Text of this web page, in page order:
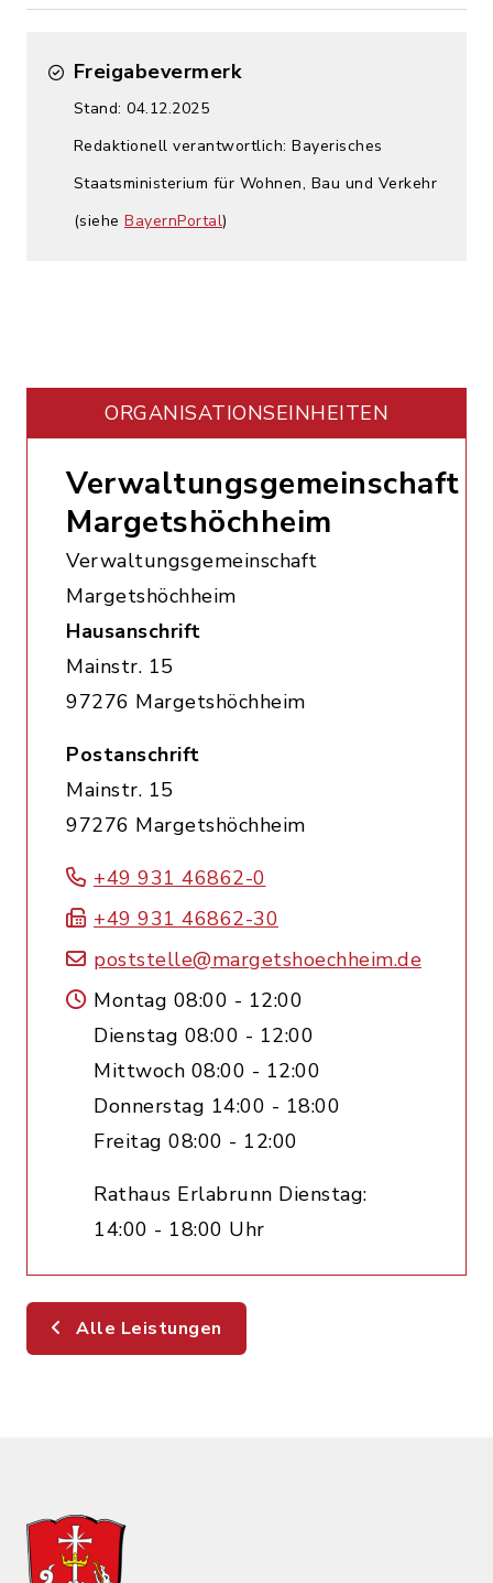
Freigabevermerk
Stand: 04.12.2025
Redaktionell verantwortlich: Bayerisches
Staatsministerium für Wohnen, Bau und Verkehr
(siehe BayernPortal)
ORGANISATIONS­EINHEITEN
Verwaltungsgemeinschaft
Margetshöchheim
Verwaltungsgemeinschaft
Margetshöchheim
Hausanschrift
Mainstr. 15
97276 Margetshöchheim
Postanschrift
Mainstr. 15
97276 Margetshöchheim
+49 931 46862-0
+49 931 46862-30
poststelle@margetshoechheim.de
Montag 08:00 - 12:00
Dienstag 08:00 - 12:00
Mittwoch 08:00 - 12:00
Donnerstag 14:00 - 18:00
Freitag 08:00 - 12:00
Rathaus Erlabrunn Dienstag:
14:00 - 18:00 Uhr
Alle Leistungen